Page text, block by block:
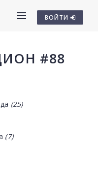
ВОЙТИ
#88
(25)
(7)